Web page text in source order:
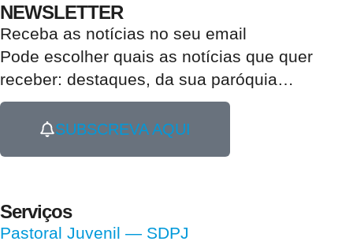
NEWSLETTER
Receba as notícias no seu email​
Pode escolher quais as notícias que quer
receber: destaques, da sua paróquia
SUBSCREVA AQUI
Serviços
Pastoral Juvenil — SDPJ